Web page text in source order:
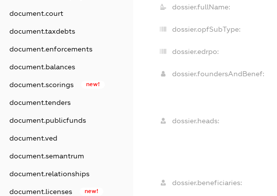
document.court
document.taxdebts
document.enforcements
document.balances
document.scorings new!
document.tenders
document.publicfunds
document.ved
document.semantrum
document.relationships
document.licenses new!
dossier.fullName:
dossier.opfSubType:
dossier.edrpo:
dossier.foundersAndBenef:
dossier.heads:
dossier.beneficiaries: